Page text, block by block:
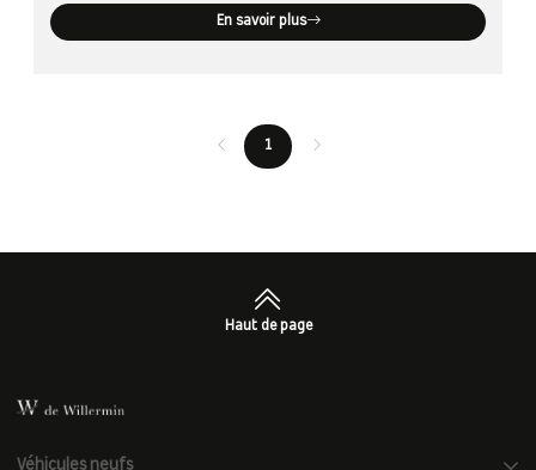
En savoir plus
1
Haut de page
Véhicules neufs